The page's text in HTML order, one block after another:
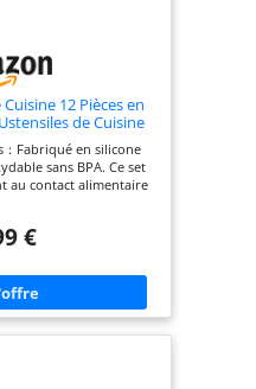
ustensiles à portée de
12 Pièces en
de Cuisine
Lave-Vaisselle, Noir
Fabriqué en silicone
sans BPA. Ce set
au contact alimentaire
ou de la friture. Les
à la Chaleur et aux
les risques de
(les parties en acier
pas aux températures
€